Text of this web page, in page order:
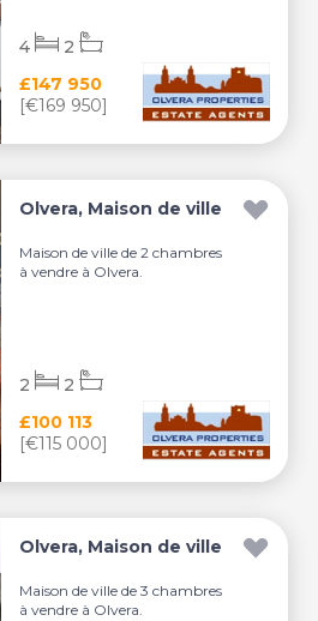
£147 950
[€169 950]
4 2
Olvera, Maison de ville
Maison de ville de 2 chambres
à vendre à Olvera.
£100 113
[€115 000]
2 2
Olvera, Maison de ville
Maison de ville de 3 chambres
à vendre à Olvera.